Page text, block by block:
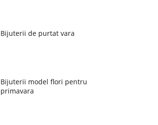
Bijuterii de purtat vara
Bijuterii model flori pentru
primavara